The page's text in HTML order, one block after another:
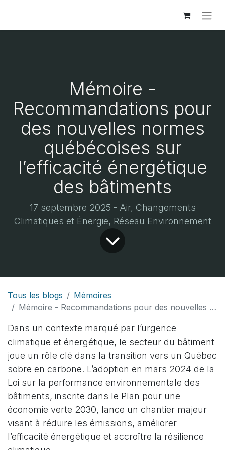
Mémoire -
Recommandations pour
des nouvelles normes
québécoises sur
l’efficacité énergétique
des bâtiments
17 septembre 2025 - Air, Changements
Climatiques et Énergie, Réseau Environnement
Tous les blogs
Mémoires
Mémoire - Recommandations pour des nouvelles normes québécoises sur l’efficacité énergétique des bâtiments
Dans un contexte marqué par l’urgence
climatique et énergétique, le secteur du bâtiment
joue un rôle clé dans la transition vers un Québec
sobre en carbone. L’adoption en mars 2024 de la
Loi sur la performance environnementale des
bâtiments, inscrite dans le Plan pour une
économie verte 2030, lance un chantier majeur
visant à réduire les émissions, améliorer
l’efficacité énergétique et accroître la résilience